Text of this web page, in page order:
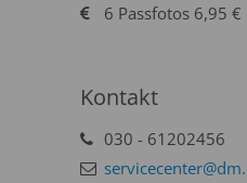
6 Passfotos 6,95 €
Kontakt
030 - 61202456